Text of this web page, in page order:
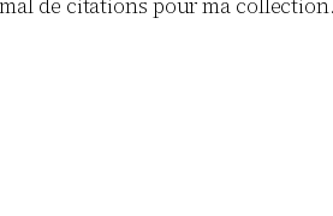
de citations pour ma